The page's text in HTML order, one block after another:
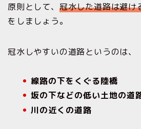
原則として、 冠水した道路は避け
をしましょう。
冠水しやすいの道路というのは、
線路の下をくぐる陸橋
坂の下などの低い土地の道
川の近くの道路